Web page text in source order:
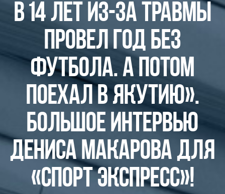
В 14 лет из-за травмы
провел год без
футбола. А потом
поехал в Якутию».
Большое интервью
Дениса Макарова для
«Спорт Экспресс»!